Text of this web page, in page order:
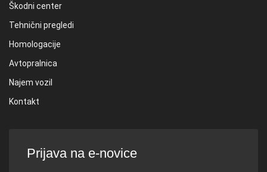
Škodni center
Tehnični pregledi
Homologacije
Avtopralnica
Najem vozil
Kontakt
Prijava na e-novice